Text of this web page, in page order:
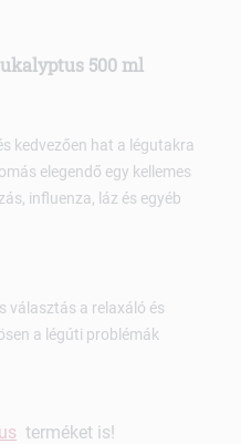
500 ml
kedvezően hat a légutakra
elegendő egy kellemes
influenza, láz és egyéb
választás a relaxáló és
a légúti problémák
terméket is!